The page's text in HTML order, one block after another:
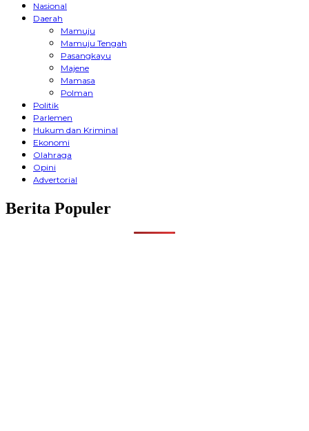
Nasional
Daerah
Mamuju
Mamuju Tengah
Pasangkayu
Majene
Mamasa
Polman
Politik
Parlemen
Hukum dan Kriminal
Ekonomi
Olahraga
Opini
Advertorial
Berita Populer